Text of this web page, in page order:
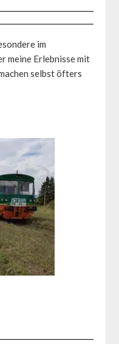
im
meine Erlebnisse mit
selbst öfters